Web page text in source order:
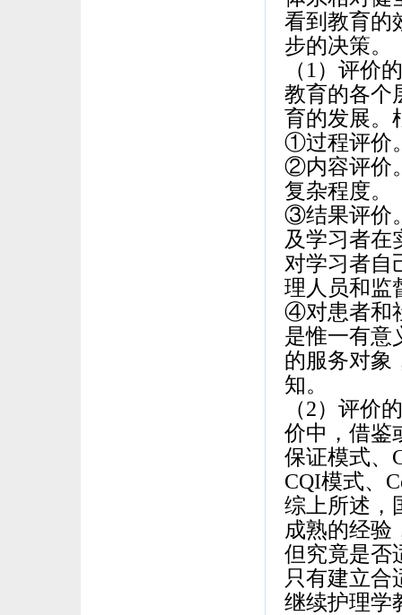
看到教育的
步的决策。
（1）评价
教育的各个
育的发展。
①过程评价
②内容评价
复杂程度。
③结果评价
及学习者在
对学习者自
理人员和监
④对患者和
是惟一有意
的服务对象
知。
（2）评价
价中，借鉴
保证模式、
CQI模式、
综上所述，
成熟的经验
但究竟是否
只有建立合
继续护理学